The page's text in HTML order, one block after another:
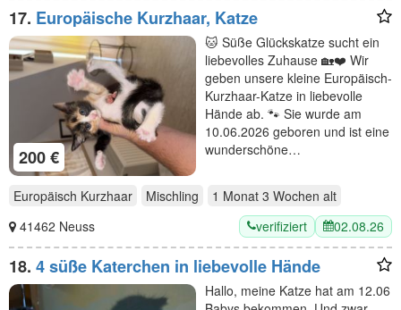
17. Europäische Kurzhaar, Katze
200 €
🐱 Süße Glückskatze sucht ein
liebevolles Zuhause 🏡❤️ Wir
geben unsere kleine Europäisch-
Kurzhaar-Katze in liebevolle
Hände ab. 🐾 Sie wurde am
10.06.2026 geboren und ist eine
wunderschöne…
Europäisch Kurzhaar Mischling 1 Monat 3 Wochen alt
41462 Neuss
verifiziert 02.08.26
18. 4 süße Katerchen in liebevolle Hände
Hallo, meine Katze hat am 12.06